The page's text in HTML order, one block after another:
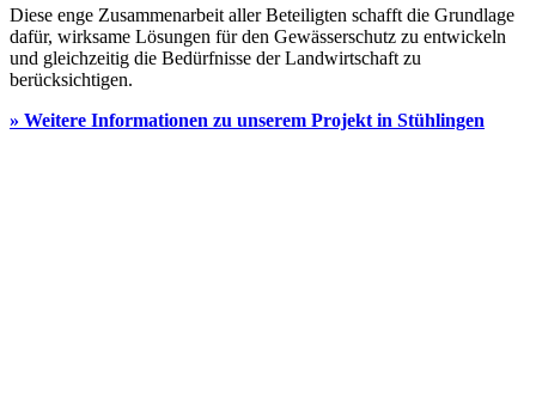
Diese enge Zusammenarbeit aller Beteiligten schafft die Grundlage
dafür, wirksame Lösungen für den Gewässerschutz zu entwickeln
und gleichzeitig die Bedürfnisse der Landwirtschaft zu
berücksichtigen.
» Weitere Informationen zu unserem Projekt in Stühlingen